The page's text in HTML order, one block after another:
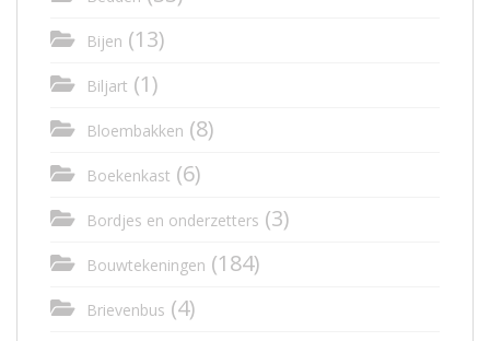
Bijen (13)
Biljart (1)
Bloembakken (8)
Boekenkast (6)
Bordjes en onderzetters (3)
Bouwtekeningen (184)
Brievenbus (4)